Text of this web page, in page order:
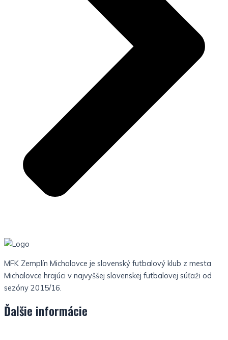
MFK Zemplín Michalovce je slovenský futbalový klub z mesta
Michalovce hrajúci v najvyššej slovenskej futbalovej súťaži od
sezóny 2015/16.
Ďalšie informácie